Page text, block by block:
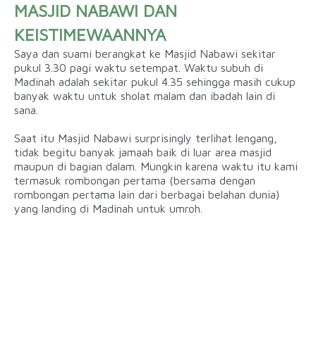
MASJID NABAWI DAN
KEISTIMEWAANNYA
Saya dan suami berangkat ke Masjid Nabawi sekitar
pukul 3.30 pagi waktu setempat. Waktu subuh di
Madinah adalah sekitar pukul 4.35 sehingga masih cukup
banyak waktu untuk sholat malam dan ibadah lain di
sana.
Saat itu Masjid Nabawi surprisingly terlihat lengang,
tidak begitu banyak jamaah baik di luar area masjid
maupun di bagian dalam. Mungkin karena waktu itu kami
termasuk rombongan pertama (bersama dengan
rombongan pertama lain dari berbagai belahan dunia)
yang landing di Madinah untuk umroh.